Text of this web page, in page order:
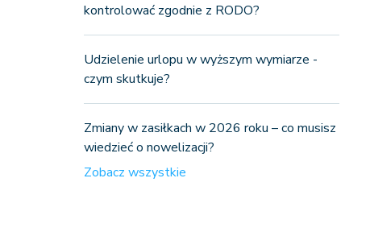
kontrolować zgodnie z RODO?
Udzielenie urlopu w wyższym wymiarze -
czym skutkuje?
Zmiany w zasiłkach w 2026 roku – co musisz
wiedzieć o nowelizacji?
Zobacz wszystkie